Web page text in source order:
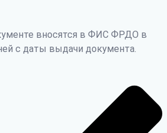
вносятся в ФИС ФРДО в
с даты выдачи документа.